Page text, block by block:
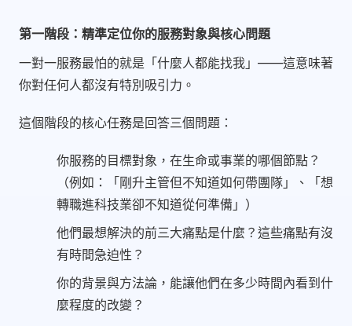
第一階段：精準定位你的服務對象與核心問題
一對一服務最怕的就是「什麼人都能找我」——這意味著
你對任何人都沒有特別吸引力。
這個階段的核心任務是回答三個問題：
你服務的目標對象，在生命或事業的哪個節點？
（例如：「剛升主管但不知道如何帶團隊」、「想
轉職進科技業卻不知道從何準備」）
他們最想解決的前三大痛點是什麼？這些痛點有沒
有時間急迫性？
你的背景與方法論，能讓他們在多少時間內看到什
麼程度的改變？